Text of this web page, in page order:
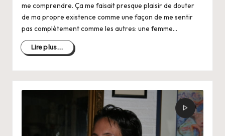
me comprendre. Ça me faisait presque plaisir de douter
de ma propre existence comme une façon de me sentir
pas complètement comme les autres: une femme…
Lire plus...